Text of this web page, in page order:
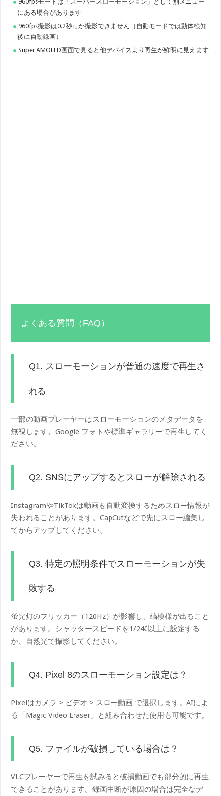
960fpsモードは「スーパースローモーション」として別メニュー
にある場合があります
960fps撮影は0.2秒しか撮影できません（自動モードでは動体検知
後に自動録画）
Super AMOLED画面で見ると他デバイスより再生が鮮明に見えます
よくある質問（FAQ）
Q1. スローモーションが普通の速度で再生さ
れる
一部の動画プレーヤーはスローモーションのメタデータを
無視します。Google フォトや標準ギャラリーで再生してく
ださい。
Q2. SNSにアップするとスローが解除される
InstagramやTikTokは動画を自動変換するためスロー情報が
失われることがあります。CapCutなどで先にスロー編集し
てからアップしてください。
Q3. 特定の照明条件でスローモーションが失
敗する
蛍光灯のフリッカー（120Hz）が影響し、縞模様が出ること
があります。シャッタースピードを1/240以上に設定する
か、自然光で撮影してください。
Q4. Pixel 8のスローモーション設定は？
Pixelはカメラ > ビデオ > スロー動画 で選択します。AIによ
る「Magic Video Eraser」と組み合わせた使用も可能です。
Q5. ファイルが破損している場合は？
VLCプレーヤーで再生を試みると破損動画でも部分的に再生
できることがあります。録画中断が原因の場合は完全なデ